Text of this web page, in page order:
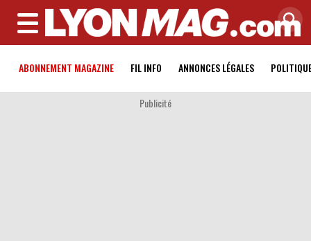
MENU
ABONNEMENT MAGAZINE FIL INFO ANNONCES LÉGALES
Publicité